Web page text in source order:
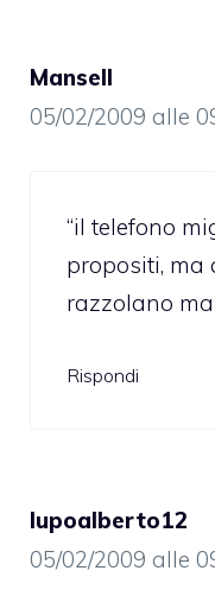
Mansell
05/02/2009 alle
“il telefono
propositi, ma
razzolano
Rispondi
lupoalberto12
05/02/2009 alle